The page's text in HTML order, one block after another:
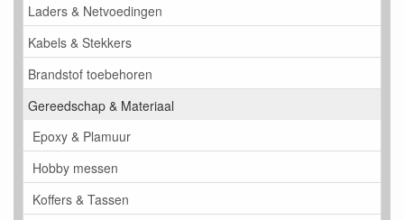
Laders & Netvoedingen
Kabels & Stekkers
Brandstof toebehoren
Gereedschap & Materiaal
Epoxy & Plamuur
Hobby messen
Koffers & Tassen